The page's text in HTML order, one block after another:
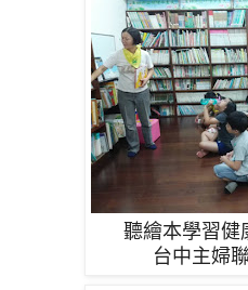
聽繪本學習健
台中主婦